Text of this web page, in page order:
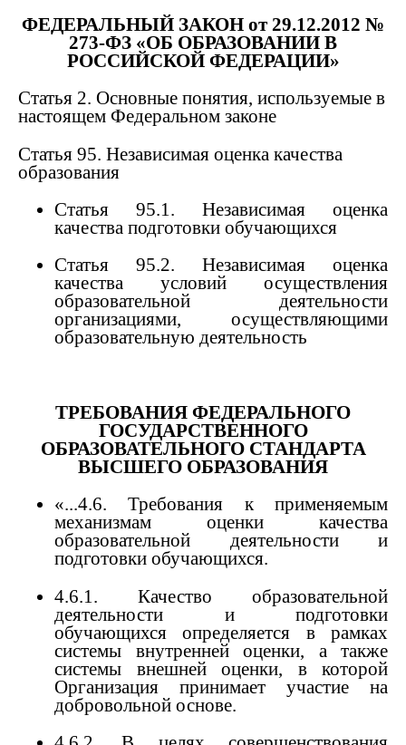
ФЕДЕРАЛЬНЫЙ ЗАКОН от 29.12.2012 №
273-ФЗ «ОБ ОБРАЗОВАНИИ В
РОССИЙСКОЙ ФЕДЕРАЦИИ»
Статья 2. Основные понятия, используемые в
настоящем Федеральном законе
Статья 95. Независимая оценка качества
образования
Статья 95.1. Независимая оценка
качества подготовки обучающихся
Статья 95.2. Независимая оценка
качества условий осуществления
образовательной деятельности
организациями, осуществляющими
образовательную деятельность
ТРЕБОВАНИЯ ФЕДЕРАЛЬНОГО
ГОСУДАРСТВЕННОГО
ОБРАЗОВАТЕЛЬНОГО СТАНДАРТА
ВЫСШЕГО ОБРАЗОВАНИЯ
«...4.6. Требования к применяемым
механизмам оценки качества
образовательной деятельности и
подготовки обучающихся.
4.6.1. Качество образовательной
деятельности и подготовки
обучающихся определяется в рамках
системы внутренней оценки, а также
системы внешней оценки, в которой
Организация принимает участие на
добровольной основе.